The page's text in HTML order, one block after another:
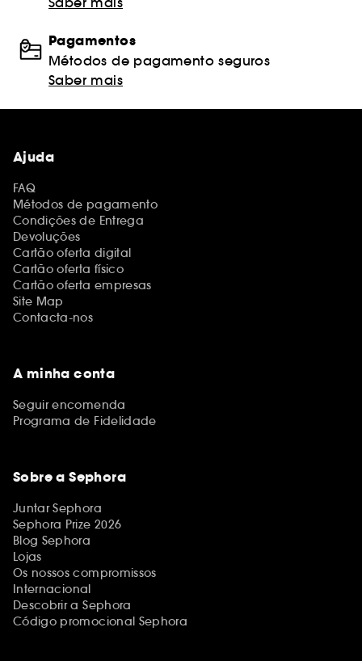
Pagamentos
Métodos de pagamento seguros
Saber mais
Ajuda
FAQ
Métodos de pagamento
Condições de Entrega
Devoluções
Cartão oferta digital
Cartão oferta físico
Cartão oferta empresas
Site Map
Contacta-nos
A minha conta
Seguir encomenda
Programa de Fidelidade
Sobre a Sephora
Juntar Sephora
Sephora Prize 2026
Blog Sephora
Lojas
Os nossos compromissos
Internacional
Descobrir a Sephora
Código promocional Sephora